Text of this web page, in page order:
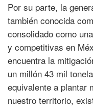
Por su parte, la
también conocida
consolidado como
y competitivas en
encuentra la
un millón 43 mil
equivalente a plantar
nuestro territorio,